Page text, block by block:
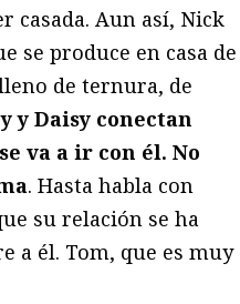
casada. Aun así, Nick
se produce en casa de
de ternura, de
y Daisy conectan
va a ir con él. No
. Hasta habla con
su relación se ha
a él. Tom, que es muy